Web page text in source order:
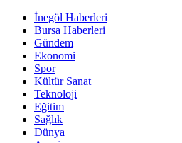
İnegöl Haberleri
Bursa Haberleri
Gündem
Ekonomi
Spor
Kültür Sanat
Teknoloji
Eğitim
Sağlık
Dünya